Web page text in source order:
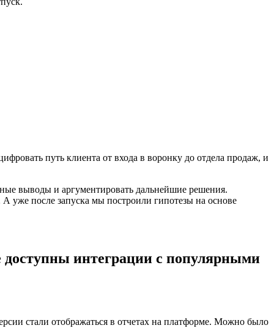
путь клиента от входа в воронку до отдела продаж, и
выводы и аргументировать дальнейшие решения.
уже после запуска мы построили гипотезы на основе
интеграции с популярными
стали отображаться в отчетах на платформе. Можно было